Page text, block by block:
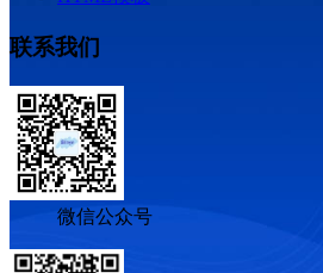
联系我们
微信公众号